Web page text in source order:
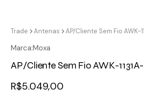
Trade Antenas
Marca:Moxa
AP/Cliente Sem Fio AWK-
R$5.049,00